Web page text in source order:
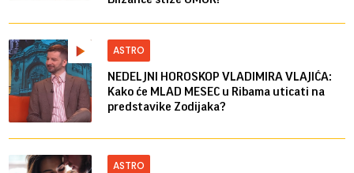
ASTRO
NEDELJNI HOROSKOP VLADIMIRA VLAJIĆA:
Kako će MLAD MESEC u Ribama uticati na
predstavike Zodijaka?
ASTRO